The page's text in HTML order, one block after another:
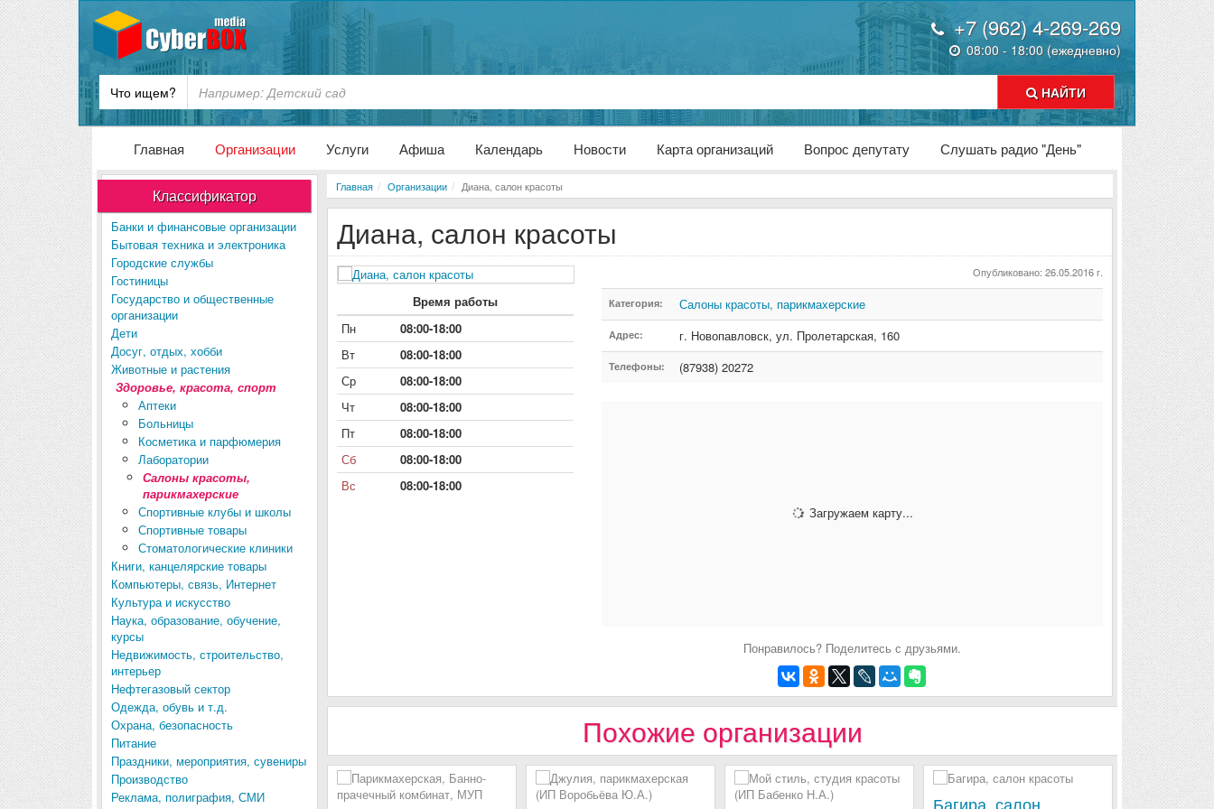
+7 (962) 4-269-269
08:00 - 18:00 (ежедневно)
Что ищем? НАЙТИ
Главная Организации Услуги Афиша Календарь Новости Карта организаций Вопрос депутату Слушать радио "День"
Классификатор
Банки и финансовые организации
Бытовая техника и электроника
Городские службы
Гостиницы
Государство и общественные
организации
Дети
Досуг, отдых, хобби
Животные и растения
Здоровье, красота, спорт
Аптеки
Больницы
Косметика и парфюмерия
Лаборатории
Салоны красоты,
парикмахерские
Спортивные клубы и школы
Спортивные товары
Стоматологические клиники
Книги, канцелярские товары
Компьютеры, связь, Интернет
Культура и искусство
Наука, образование, обучение,
курсы
Недвижимость, строительство,
интерьер
Нефтегазовый сектор
Одежда, обувь и т.д.
Охрана, безопасность
Питание
Праздники, мероприятия, сувениры
Производство
Реклама, полиграфия, СМИ
Главная Организации Диана, салон красоты
Диана, салон красоты
Время работы
Пн
08:00-18:00
Вт
08:00-18:00
Ср
08:00-18:00
Чт
08:00-18:00
Пт
08:00-18:00
Сб
08:00-18:00
Вс
08:00-18:00
Опубликовано: 26.05.2016 г.
Категория: Салоны красоты, парикмахерские
Адрес: г. Новопавловск, ул. Пролетарская, 160
Телефоны: (87938) 20272
Загружаем карту...
Понравилось? Поделитесь с друзьями.
Похожие организации
Багира, салон